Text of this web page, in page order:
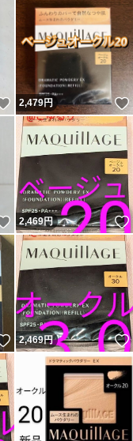
いいね！
2,479円
いいね！
2,469円
いいね！
2,469円